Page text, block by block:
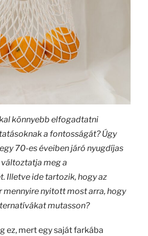
könnyebb elfogadtatni
a fontosságát? Úgy
70-es éveiben járó nyugdíjas
meg a
Illetve ide tartozik, hogy az
mennyire nyitott most arra, hogy
mutasson?
ez, mert egy saját farkába